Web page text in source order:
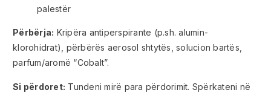
palestër
Përbërja: Kripëra antiperspirante (p.sh. alumin-
klorohidrat), përbërës aerosol shtytës, solucion bartës,
parfum/aromë “Cobalt”.
Si përdoret: Tundeni mirë para përdorimit. Spërkateni në